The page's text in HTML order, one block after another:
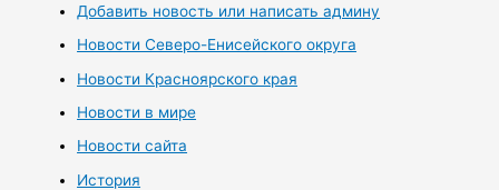
Добавить новость или написать админу
Новости Северо-Енисейского округа
Новости Красноярского края
Новости в мире
Новости сайта
История